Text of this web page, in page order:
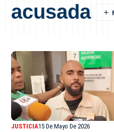
acusada
JUSTICIA15 De Mayo De 2026